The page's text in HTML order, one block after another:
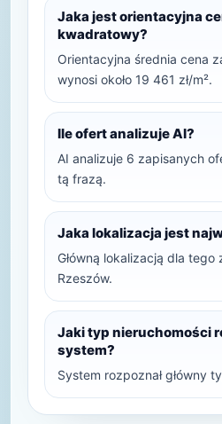
Jaka jest orientacyjna
kwadratowy?
Orientacyjna średnia cena
wynosi około 19 461 zł/m².
Ile ofert analizuje AI?
AI analizuje 6 zapisanych
tą frazą.
Jaka lokalizacja jest
Główną lokalizacją dla
Rzeszów.
Jaki typ nieruchomości
system?
System rozpoznał główny